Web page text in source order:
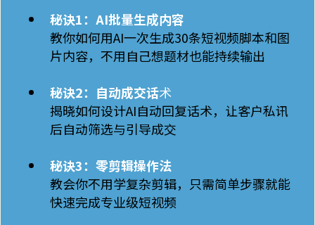
秘诀1：AI批量生成内容
教你如何用AI一次生成30条短视频脚本和图
片内容，不用自己想题材也能持续输出
秘诀2：自动成交话术
揭晓如何设计AI自动回复话术，让客户私讯
后自动筛选与引导成交
秘诀3：零剪辑操作法
教会你不用学复杂剪辑，只需简单步骤就能
快速完成专业级短视频